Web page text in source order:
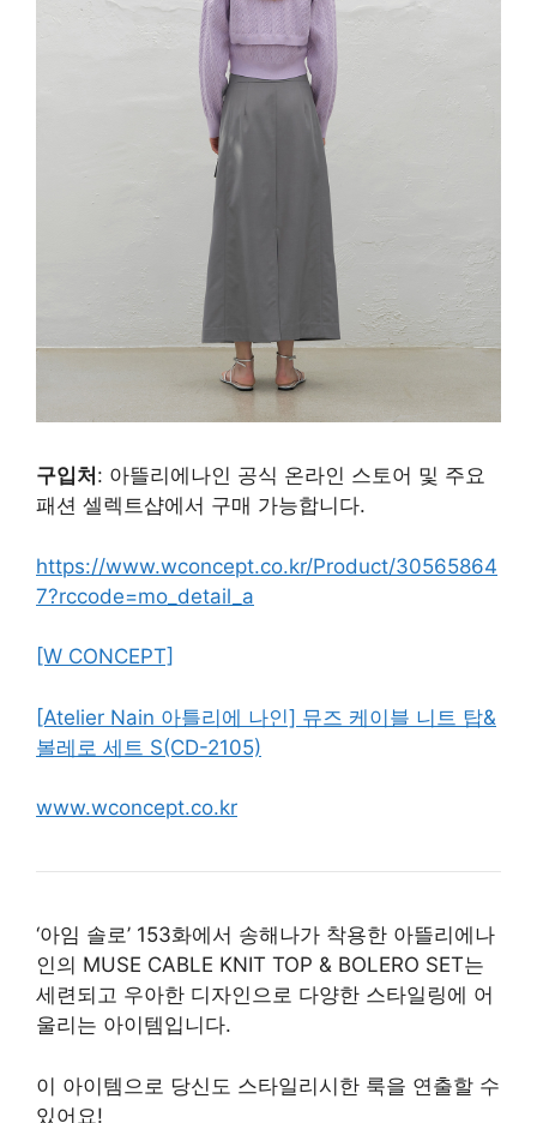
구입처 : 아뜰리에나인 공식 온라인 스토어 및 주요
패션 셀렉트샵에서 구매 가능합니다.
https://www.wconcept.co.kr/Product/30565864
7?rccode=mo_detail_a
[W CONCEPT]
[Atelier Nain 아틀리에 나인] 뮤즈 케이블 니트 탑&
볼레로 세트 S(CD-2105)
www.wconcept.co.kr
‘아임 솔로’ 153화에서 송해나가 착용한 아뜰리에나
인의 MUSE CABLE KNIT TOP & BOLERO SET는
세련되고 우아한 디자인으로 다양한 스타일링에 어
울리는 아이템입니다.
이 아이템으로 당신도 스타일리시한 룩을 연출할 수
있어요!